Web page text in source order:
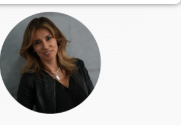
F
a
c
e
b
o
o
k
I
s
t
a
g
r
a
m